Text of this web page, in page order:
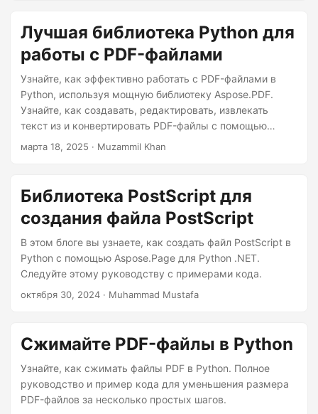
ю
Лучшая библиотека Python для
работы с PDF-файлами
Узнайте, как эффективно работать с PDF-файлами в
Python, используя мощную библиотеку Aspose.PDF.
Узнайте, как создавать, редактировать, извлекать
текст из и конвертировать PDF-файлы с помощью
простых примеров кода на Python.
марта 18, 2025 · Muzammil Khan
Библиотека PostScript для
создания файла PostScript
В этом блоге вы узнаете, как создать файл PostScript в
Python с помощью Aspose.Page для Python .NET.
Следуйте этому руководству с примерами кода.
октября 30, 2024 · Muhammad Mustafa
Сжимайте PDF-файлы в Python
Узнайте, как сжимать файлы PDF в Python. Полное
руководство и пример кода для уменьшения размера
PDF-файлов за несколько простых шагов.